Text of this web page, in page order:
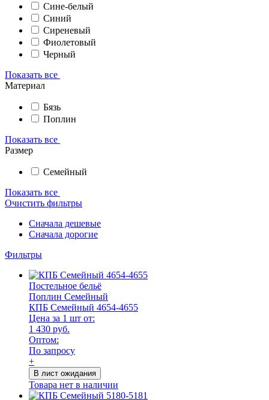
Сине-белый
Синий
Сиреневый
Фиолетовый
Черный
Показать все
Материал
Бязь
Поплин
Показать все
Размер
Семейный
Показать все
Очистить фильтры
Сначала дешевые
Сначала дорогие
Фильтры
Постельное бельё
Поплин Семейный
КПБ Семейный 4654-4655
Цена за 1 шт от:
1 430 руб.
Оптом:
По запросу
+
В лист ожидания
Товара нет в наличии